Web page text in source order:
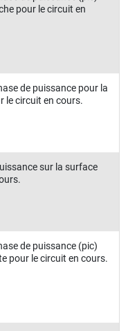
pour le circuit en
de puissance pour la
le circuit en cours.
sur la surface
de puissance (pic)
pour le circuit en cours.